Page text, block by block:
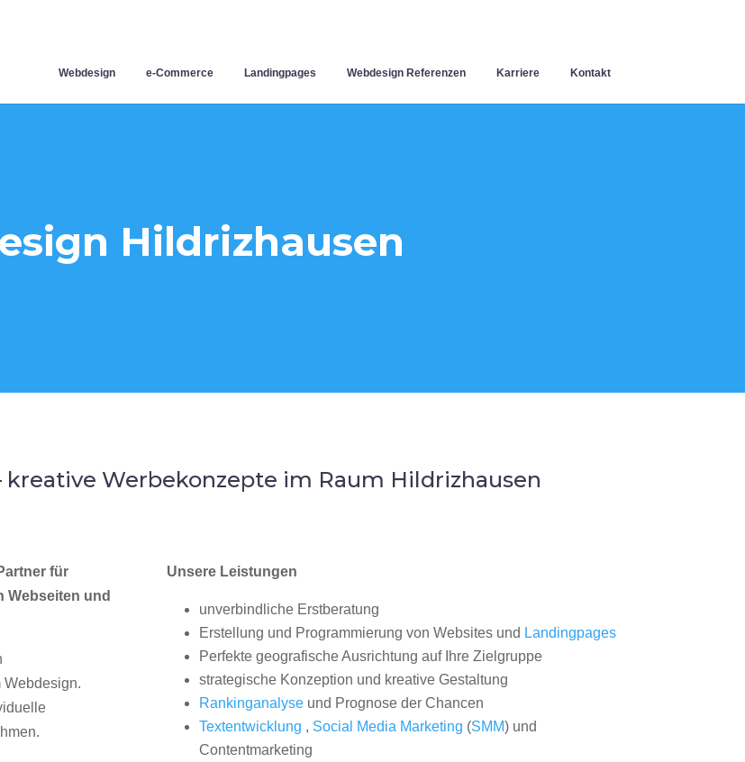
Webdesign e-Commerce Landingpages Webdesign Referenzen Karriere Kontakt
Hildrizhausen
Werbekonzepte im Raum Hildrizhausen
für
Webseiten und
Webdesign.
Unsere Leistungen
unverbindliche Erstberatung
Erstellung und Programmierung von Websites und Landingpages
Perfekte geografische Ausrichtung auf Ihre Zielgruppe
strategische Konzeption und kreative Gestaltung
Rankinganalyseund Prognose der Chancen
Textentwicklung , Social Media Marketing (SMM) und
Contentmarketing